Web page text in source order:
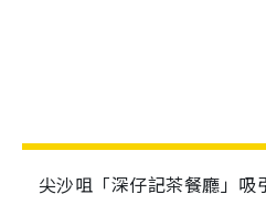
尖沙咀「深仔記茶餐廳」吸